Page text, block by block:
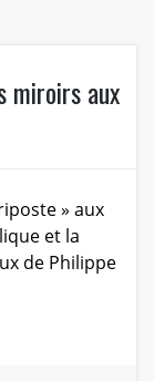
miroirs aux
» aux
et la
de Philippe